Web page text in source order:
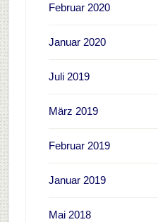
Februar 2020
Januar 2020
Juli 2019
März 2019
Februar 2019
Januar 2019
Mai 2018